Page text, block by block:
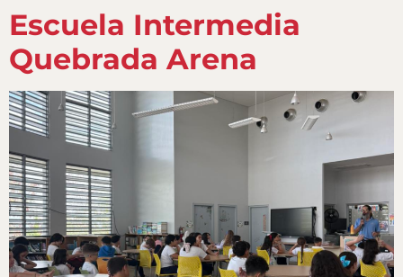
Escuela Intermedia
Quebrada Arena